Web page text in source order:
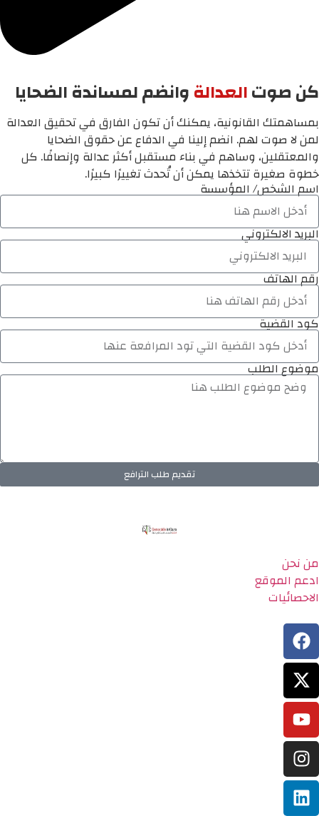
كن صوتالعدالةوانضم لمساندة الضحايا
بمساهمتك القانونية، يمكنك أن تكون الفارق في تحقيق العدالة
لمن لا صوت لهم. انضم إلينا في الدفاع عن حقوق الضحايا
والمعتقلين، وساهم في بناء مستقبل أكثر عدالة وإنصافًا. كل
خطوة صغيرة تتخذها يمكن أن تُحدث تغييرًا كبيرًا.
اسم الشخص/ المؤسسة
البريد الالكتروني
رقم الهاتف
كود القضية
موضوع الطلب
تقديم طلب الترافع
من نحن
ادعم الموقع
الاحصائيات